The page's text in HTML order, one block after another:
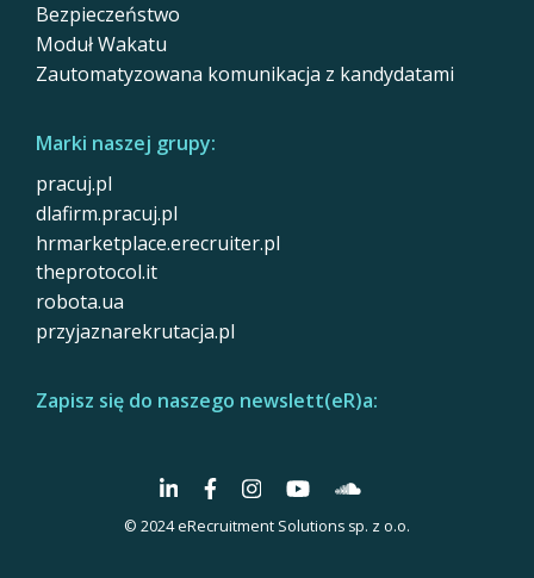
Bezpieczeństwo
Moduł Wakatu
Zautomatyzowana komunikacja z kandydatami
Marki naszej grupy:
pracuj.pl
dlafirm.pracuj.pl
hrmarketplace.erecruiter.pl
theprotocol.it
robota.ua
przyjaznarekrutacja.pl
Zapisz się do naszego newslett(eR)a:
© 2024 eRecruitment Solutions sp. z o.o.